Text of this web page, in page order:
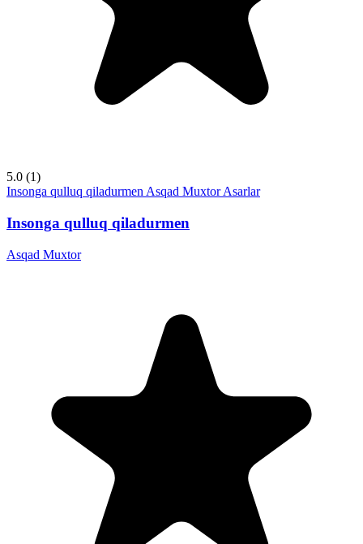
5.0 (1)
Insonga qulluq qiladurmen Asqad Muxtor Asarlar
Insonga qulluq qiladurmen
Asqad Muxtor